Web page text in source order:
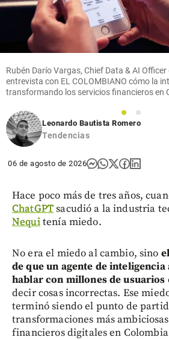
Rubén Darío Vargas, Chief Data & AI Officer
entrevista con EL COLOMBIANO cómo la
transformando los servicios financieros en
1
2
Leonardo Bautista Romero
Tendencias
06 de agosto de 2026
Hace poco más de tres años,
ChatGPTsacudió a la industria
Nequitenía miedo.
No era el miedo al cambio, sino
de que un agente de
hablar con millones de usuarios
decir cosas incorrectas. Ese
terminó siendo el punto de
transformaciones más
financieros digitales en